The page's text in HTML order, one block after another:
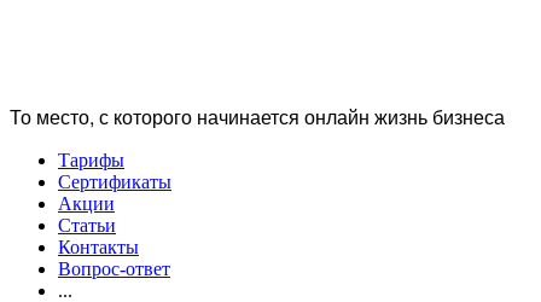
То место, с которого начинается онлайн жизнь бизнеса
Тарифы
Сертификаты
Акции
Статьи
Контакты
Вопрос-ответ
...